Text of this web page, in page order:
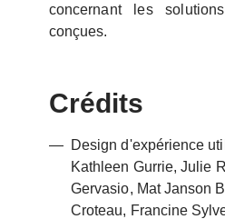
concernant les
conçues.
Crédits
Design d'expérience
Kathleen Gurrie, Julie
Gervasio, Mat Janson
Croteau, Francine